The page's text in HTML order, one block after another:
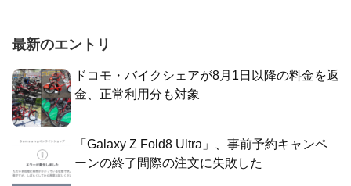
最新のエントリ
ドコモ・バイクシェアが8月1日以降の料金を返
金、正常利用分も対象
「Galaxy Z Fold8 Ultra」、事前予約キャンペ
ーンの終了間際の注文に失敗した